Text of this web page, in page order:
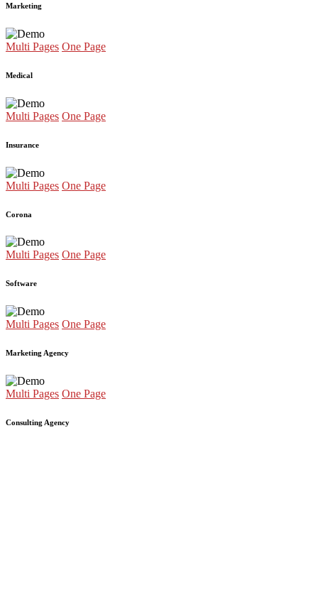
Marketing
Multi Pages One Page
Medical
Multi Pages One Page
Insurance
Multi Pages One Page
Corona
Multi Pages One Page
Software
Multi Pages One Page
Marketing Agency
Multi Pages One Page
Consulting Agency